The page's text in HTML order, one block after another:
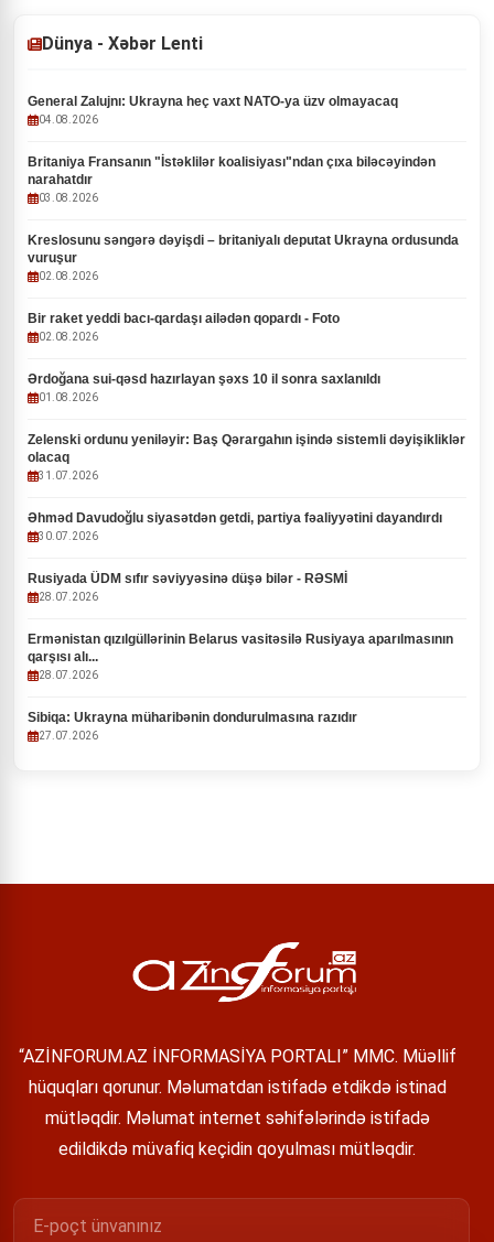
Dünya - Xəbər Lenti
General Zalujnı: Ukrayna heç vaxt NATO-ya üzv olmayacaq
04.08.2026
Britaniya Fransanın "İstəklilər koalisiyası"ndan çıxa biləcəyindən
narahatdır
03.08.2026
Kreslosunu səngərə dəyişdi – britaniyalı deputat Ukrayna ordusunda
vuruşur
02.08.2026
Bir raket yeddi bacı-qardaşı ailədən qopardı - Foto
02.08.2026
Ərdoğana sui-qəsd hazırlayan şəxs 10 il sonra saxlanıldı
01.08.2026
Zelenski ordunu yeniləyir: Baş Qərargahın işində sistemli dəyişikliklər
olacaq
31.07.2026
Əhməd Davudoğlu siyasətdən getdi, partiya fəaliyyətini dayandırdı
30.07.2026
Rusiyada ÜDM sıfır səviyyəsinə düşə bilər - RƏSMİ
28.07.2026
Ermənistan qızılgüllərinin Belarus vasitəsilə Rusiyaya aparılmasının
qarşısı alı...
28.07.2026
Sibiqa: Ukrayna müharibənin dondurulmasına razıdır
27.07.2026
“AZİNFORUM.AZ İNFORMASİYA PORTALI” MMC. Müəllif
hüquqları qorunur. Məlumatdan istifadə etdikdə istinad
mütləqdir. Məlumat internet səhifələrində istifadə
edildikdə müvafiq keçidin qoyulması mütləqdir.